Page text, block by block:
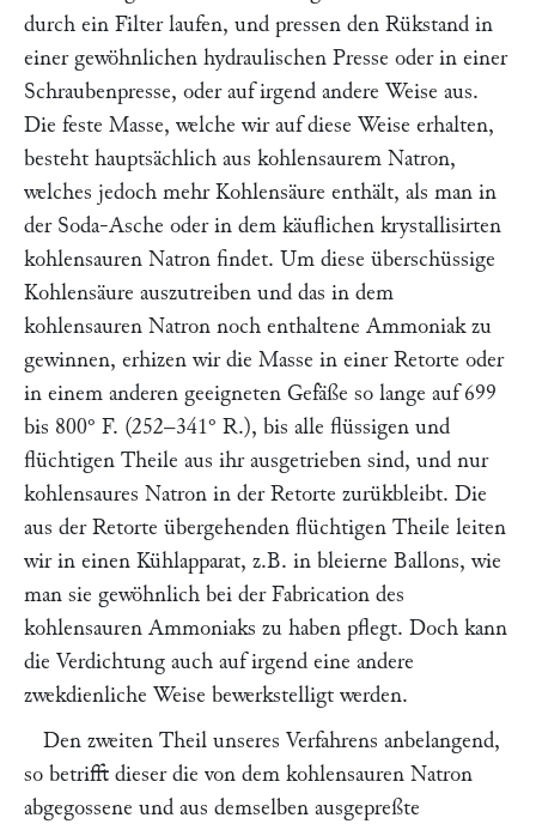
durch ein Filter laufen, und pressen den Rükstand in
einer gewöhnlichen hydraulischen Presse oder in einer
Schraubenpresse, oder auf irgend andere Weise aus.
Die feste Masse, welche wir auf diese Weise erhalten,
besteht hauptsächlich aus kohlensaurem Natron,
welches jedoch mehr Kohlensäure enthält, als man in
der Soda-Asche oder in dem käuflichen krystallisirten
kohlensauren Natron findet. Um diese überschüssige
Kohlensäure auszutreiben und das in dem
kohlensauren Natron noch enthaltene Ammoniak zu
gewinnen, erhizen wir die Masse in einer Retorte oder
in einem anderen geeigneten Gefäße so lange auf 699
bis 800° F. (252–341° R.), bis alle flüssigen und
flüchtigen Theile aus ihr ausgetrieben sind, und nur
kohlensaures Natron in der Retorte zurükbleibt. Die
aus der Retorte übergehenden flüchtigen Theile leiten
wir in einen Kühlapparat, z.B. in bleierne Ballons, wie
man sie gewöhnlich bei der Fabrication des
kohlensauren Ammoniaks zu haben pflegt. Doch kann
die Verdichtung auch auf irgend eine andere
zwekdienliche Weise bewerkstelligt werden.
Den zweiten Theil unseres Verfahrens anbelangend,
so betrifft dieser die von dem kohlensauren Natron
abgegossene und aus demselben ausgepreßte